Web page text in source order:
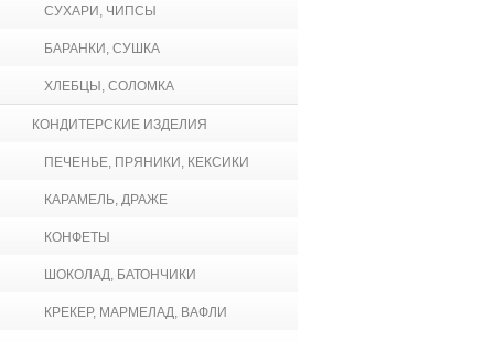
СУХАРИ, ЧИПСЫ
БАРАНКИ, СУШКА
ХЛЕБЦЫ, СОЛОМКА
КОНДИТЕРСКИЕ ИЗДЕЛИЯ
ПЕЧЕНЬЕ, ПРЯНИКИ, КЕКСИКИ
КАРАМЕЛЬ, ДРАЖЕ
КОНФЕТЫ
ШОКОЛАД, БАТОНЧИКИ
КРЕКЕР, МАРМЕЛАД, ВАФЛИ